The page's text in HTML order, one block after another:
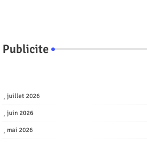
Publicite
juillet 2026
juin 2026
mai 2026